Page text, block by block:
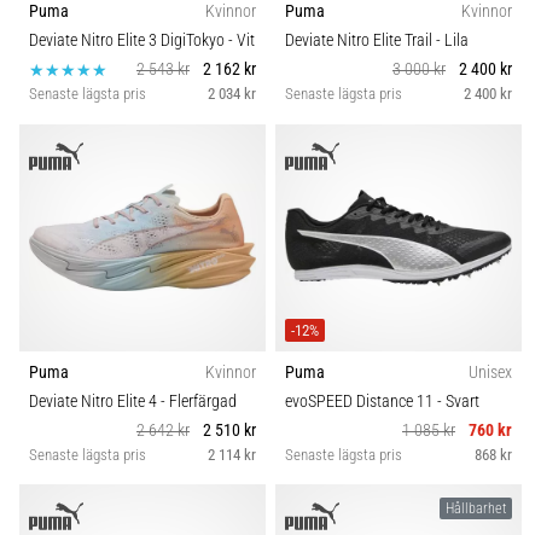
Puma
Kvinnor
Deviate Nitro Elite 3 DigiTokyo- Vit
2 543 kr
2 162 kr
Senaste lägsta pris 2 034 kr
Puma
Kvinnor
Deviate Nitro Elite Trail - Lila
3 000 kr
2 400 kr
Senaste lägsta pris 2 400 kr
Puma
Kvinnor
Deviate Nitro Elite 4- Flerfärgad
2 642 kr
2 510 kr
Senaste lägsta pris 2 114 kr
-12%
Puma
Unisex
evoSPEED Distance 11 - Svart
1 085 kr
760 kr
Senaste lägsta pris 868 kr
Hållbarhet